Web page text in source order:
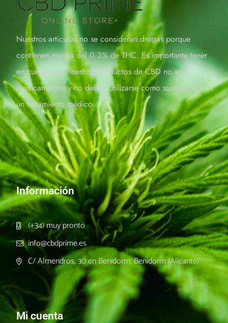
Nuestros artículos no se consideran drogas porque
contienen menos del 0,3% de THC. Es importante tener
en cuenta que nuestros productos de CBD no son
medicamentos y no deben utilizarse como sustituto de
un tratamiento médico.
Información
(+34) muy pronto
info@cbdprime.es
C/ Almendros, 30 en Benidorm, Benidorm (Alicante)
Mi cuenta